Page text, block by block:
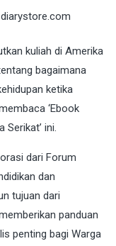
kuliah di Amerika
bagaimana
ketika
‘Ebook
Serikat’ ini.
dari Forum
dan
tujuan dari
panduan
penting bagi Warga